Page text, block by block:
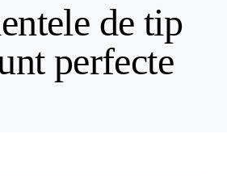
de tip
perfecte